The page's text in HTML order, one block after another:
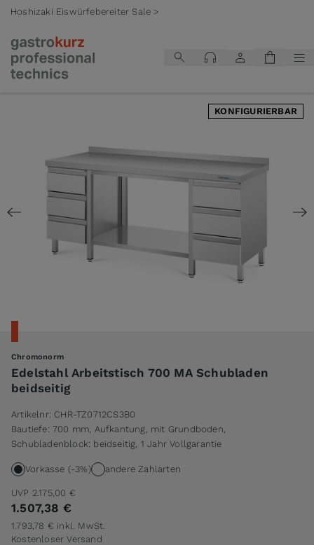
Hoshizaki Eiswürfebereiter Sale >
KONFIGURIERBAR
Chromonorm
Edelstahl Arbeitstisch 700 MA Schubladen
beidseitig
Artikelnr: CHR-TZ0712CS3B0
Bautiefe: 700 mm, Aufkantung, mit Grundboden,
Schubladenblock: beidseitig, 1 Jahr Vollgarantie
Vorkasse (-3%) andere Zahlarten
UVP 2.175,00 €
1.507,38 €
1.793,78 € inkl. MwSt.
Kostenloser Versand